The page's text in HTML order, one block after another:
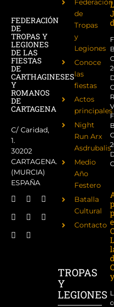
FEDERACIÓN
DE
TROPAS Y
LEGIONES
DE LAS
FIESTAS
DE
CARTHAGINESES
Y
ROMANOS
DE
CARTAGENA
C/ Caridad,
1.
30202
CARTAGENA.
(MURCIA)
ESPAÑA
Federación
de
Tropas
y
Legiones
Conoce
las
fiestas
Actos
principales
Night
Run Arx
Asdrubalis
Medio
Año
Festero
Batalla
Cultural
Contacto
TROPAS
Y
LEGIONES